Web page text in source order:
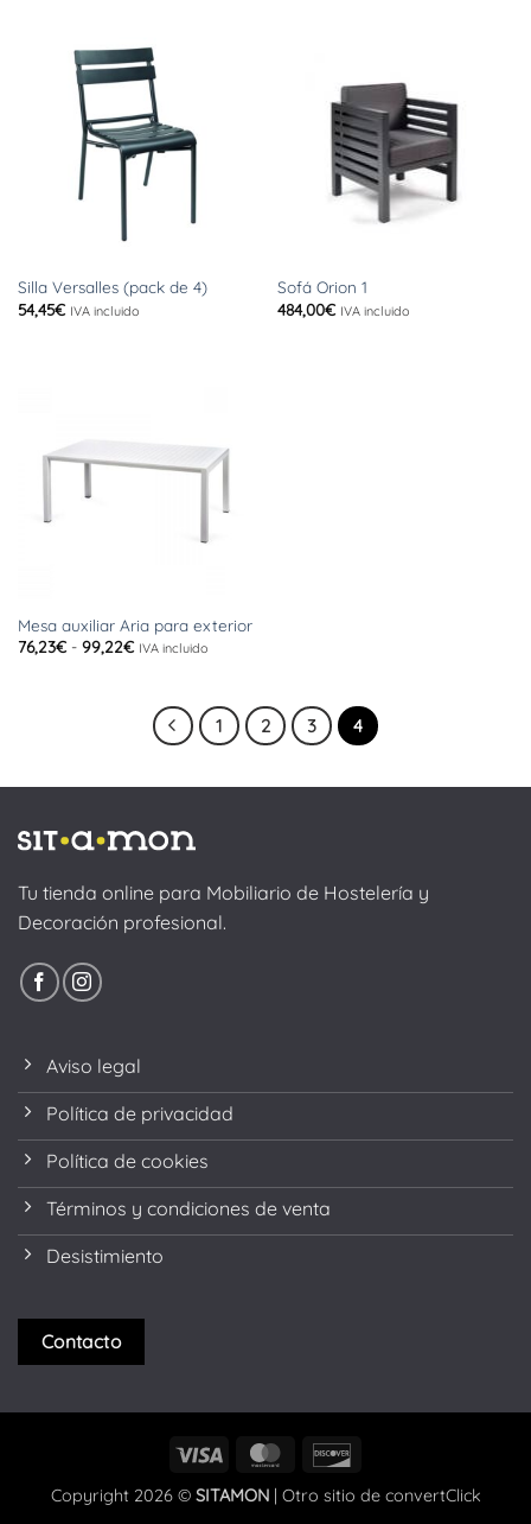
Silla Versalles (pack de 4)
54,45€ IVA incluido
Sofá Orion 1
484,00€ IVA incluido
Mesa auxiliar Aria para exterior
76,23€ - 99,22€Rango
76,23€
hasta
99,22€
IVA incluido
1 2 3 4
Tu tienda online para Mobiliario de Hostelería y
Decoración profesional.
Aviso legal
Política de privacidad
Política de cookies
Términos y condiciones de venta
Desistimiento
Contacto
Visa MasterCard
Copyright 2026 © SITAMON| Otro sitio de convertClick